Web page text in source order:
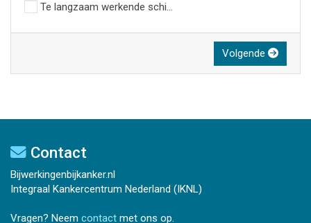
Te langzaam werkende schildklier
Volgende
Contact
Bijwerkingenbijkanker.nl
Integraal Kankercentrum Nederland (IKNL)
Vragen? Neem contact met ons op.